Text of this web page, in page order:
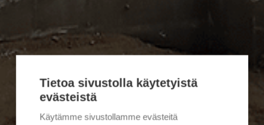
Tietoa sivustolla käytetyistä
evästeistä
Käytämme sivustollamme evästeitä